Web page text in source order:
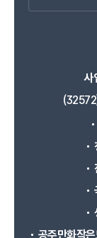
사
공주만화작